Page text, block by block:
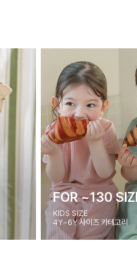
FOR ~130
KIDS SIZE
4Y~6Y 사이즈 카테고리